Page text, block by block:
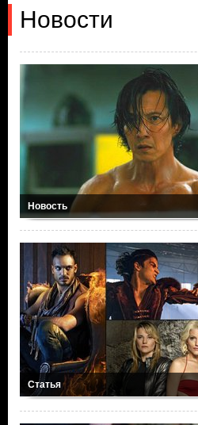
Новости
Новость
Статья